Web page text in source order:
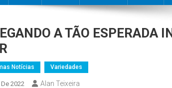
A TÃO ESPERADA
Notícias Variedades
2022 Alan Teixeira